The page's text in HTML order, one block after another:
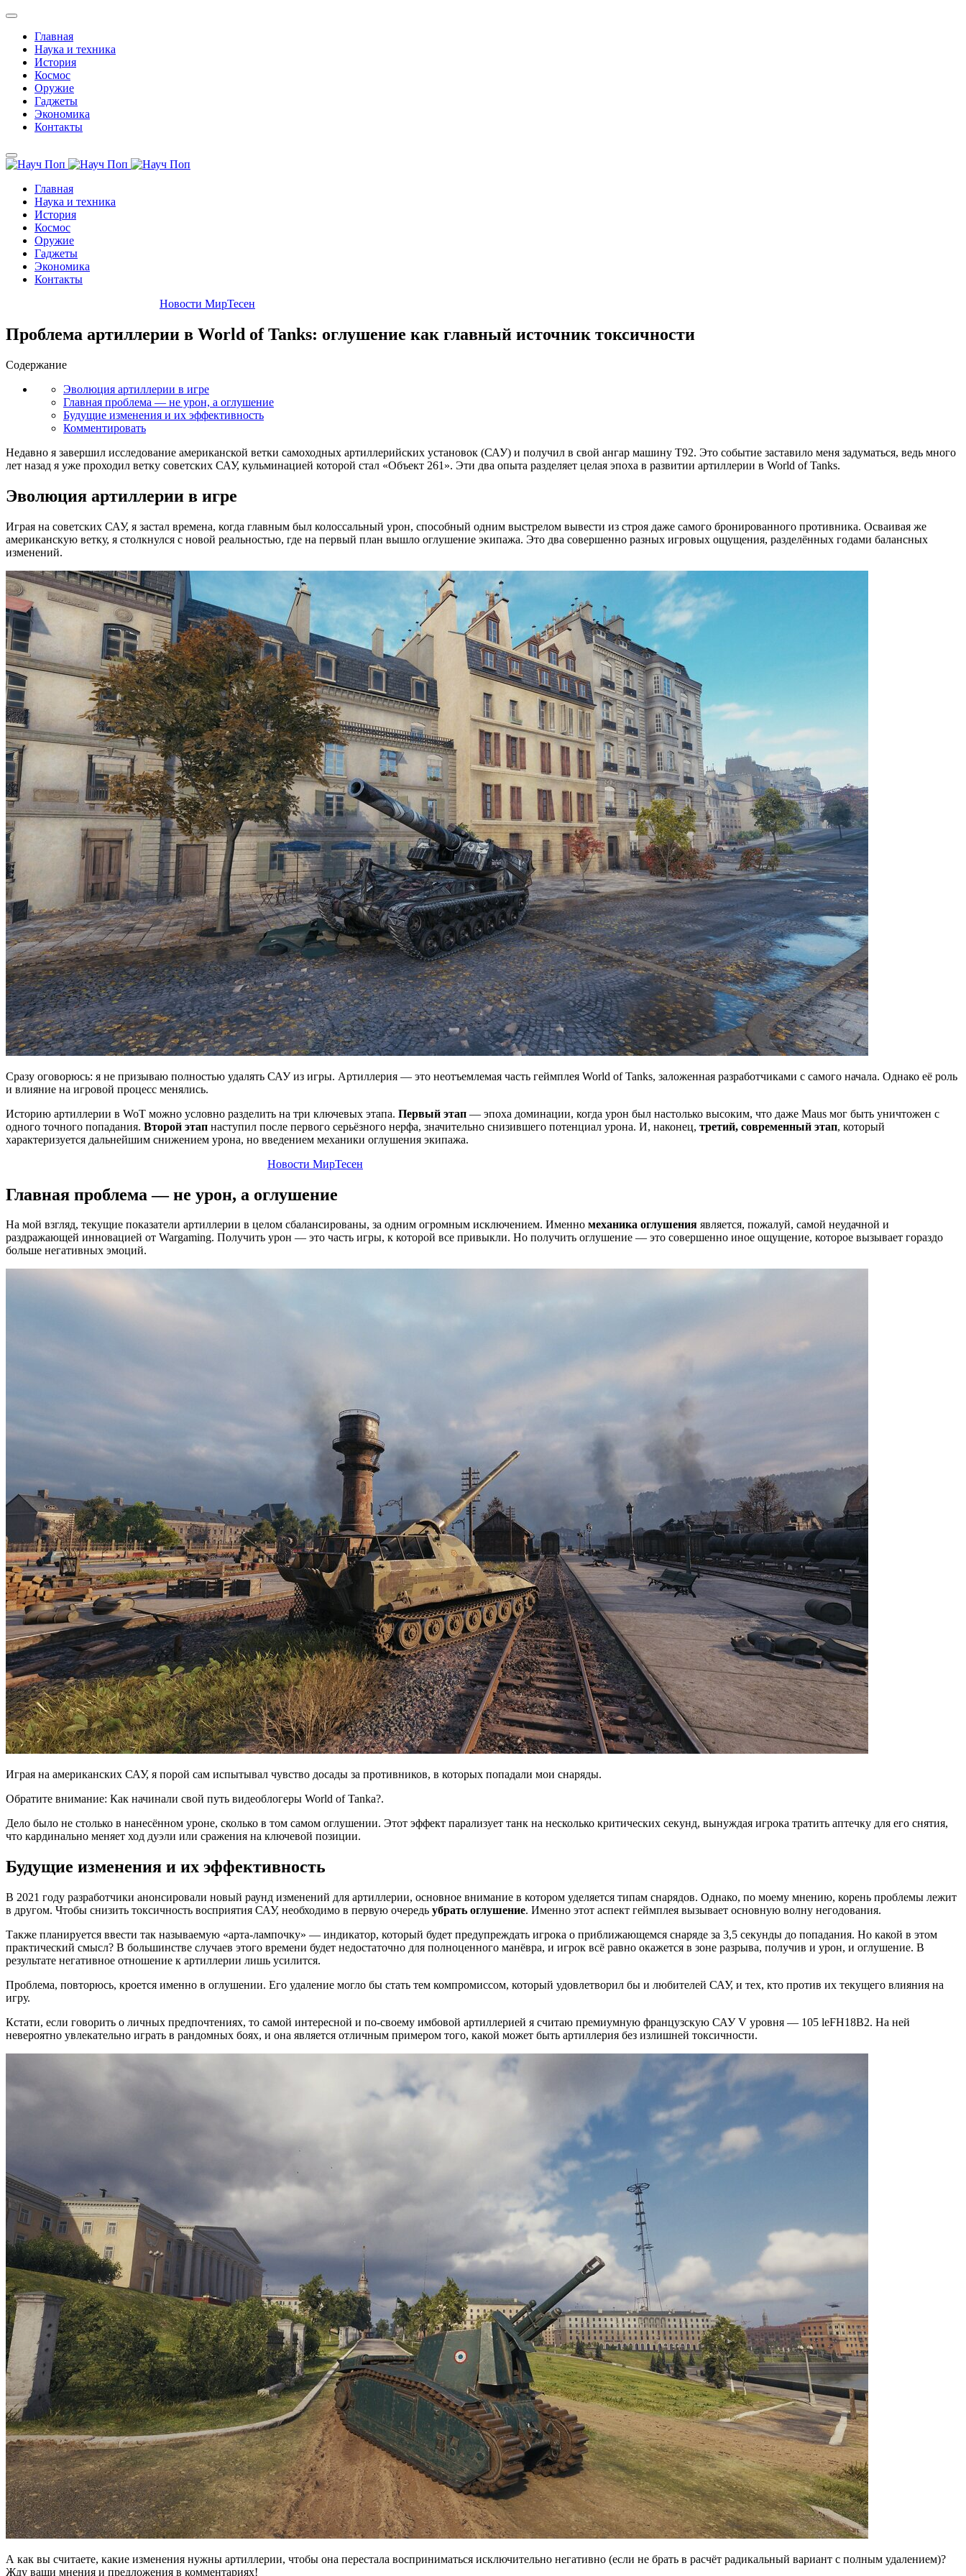
Главная
Наука и техника
История
Космос
Оружие
Гаджеты
Экономика
Контакты
Главная
Наука и техника
История
Космос
Оружие
Гаджеты
Экономика
Контакты
Новости МирТесен
Проблема артиллерии в World of Tanks: оглушение как главный источник токсичности
Содержание
Эволюция артиллерии в игре
Главная проблема — не урон, а оглушение
Будущие изменения и их эффективность
Комментировать
Недавно я завершил исследование американской ветки самоходных артиллерийских установок (САУ) и получил в свой ангар машину T92. Это событие заставило меня задуматься, ведь много
лет назад я уже проходил ветку советских САУ, кульминацией которой стал «Объект 261». Эти два опыта разделяет целая эпоха в развитии артиллерии в World of Tanks.
Эволюция артиллерии в игре
Играя на советских САУ, я застал времена, когда главным был колоссальный урон, способный одним выстрелом вывести из строя даже самого бронированного противника. Осваивая же
американскую ветку, я столкнулся с новой реальностью, где на первый план вышло оглушение экипажа. Это два совершенно разных игровых ощущения, разделённых годами балансных
изменений.
Сразу оговорюсь: я не призываю полностью удалять САУ из игры. Артиллерия — это неотъемлемая часть геймплея World of Tanks, заложенная разработчиками с самого начала. Однако её роль
и влияние на игровой процесс менялись.
Историю артиллерии в WoT можно условно разделить на три ключевых этапа. Первый этап — эпоха доминации, когда урон был настолько высоким, что даже Maus мог быть уничтожен с
одного точного попадания. Второй этап наступил после первого серьёзного нерфа, значительно снизившего потенциал урона. И, наконец, третий, современный этап, который
характеризуется дальнейшим снижением урона, но введением механики оглушения экипажа.
Новости МирТесен
Главная проблема — не урон, а оглушение
На мой взгляд, текущие показатели артиллерии в целом сбалансированы, за одним огромным исключением. Именно механика оглушения является, пожалуй, самой неудачной и
раздражающей инновацией от Wargaming. Получить урон — это часть игры, к которой все привыкли. Но получить оглушение — это совершенно иное ощущение, которое вызывает гораздо
больше негативных эмоций.
Играя на американских САУ, я порой сам испытывал чувство досады за противников, в которых попадали мои снаряды.
Обратите внимание: Как начинали свой путь видеоблогеры World of Tanka?.
Дело было не столько в нанесённом уроне, сколько в том самом оглушении. Этот эффект парализует танк на несколько критических секунд, вынуждая игрока тратить аптечку для его снятия,
что кардинально меняет ход дуэли или сражения на ключевой позиции.
Будущие изменения и их эффективность
В 2021 году разработчики анонсировали новый раунд изменений для артиллерии, основное внимание в котором уделяется типам снарядов. Однако, по моему мнению, корень проблемы лежит
в другом. Чтобы снизить токсичность восприятия САУ, необходимо в первую очередь убрать оглушение. Именно этот аспект геймплея вызывает основную волну негодования.
Также планируется ввести так называемую «арта-лампочку» — индикатор, который будет предупреждать игрока о приближающемся снаряде за 3,5 секунды до попадания. Но какой в этом
практический смысл? В большинстве случаев этого времени будет недостаточно для полноценного манёвра, и игрок всё равно окажется в зоне разрыва, получив и урон, и оглушение. В
результате негативное отношение к артиллерии лишь усилится.
Проблема, повторюсь, кроется именно в оглушении. Его удаление могло бы стать тем компромиссом, который удовлетворил бы и любителей САУ, и тех, кто против их текущего влияния на
игру.
Кстати, если говорить о личных предпочтениях, то самой интересной и по-своему имбовой артиллерией я считаю премиумную французскую САУ V уровня — 105 leFH18B2. На ней
невероятно увлекательно играть в рандомных боях, и она является отличным примером того, какой может быть артиллерия без излишней токсичности.
А как вы считаете, какие изменения нужны артиллерии, чтобы она перестала восприниматься исключительно негативно (если не брать в расчёт радикальный вариант с полным удалением)?
Жду ваши мнения и предложения в комментариях!